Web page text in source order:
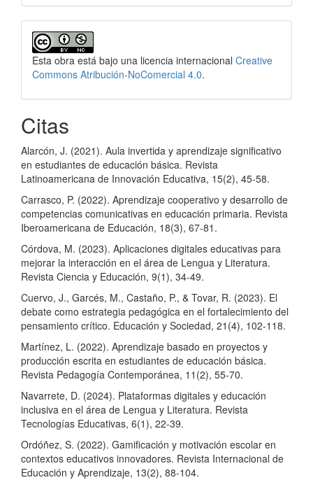
Esta obra está bajo una licencia internacional Creative
Commons Atribución-NoComercial 4.0.
Citas
Alarcón, J. (2021). Aula invertida y aprendizaje significativo
en estudiantes de educación básica. Revista
Latinoamericana de Innovación Educativa, 15(2), 45-58.
Carrasco, P. (2022). Aprendizaje cooperativo y desarrollo de
competencias comunicativas en educación primaria. Revista
Iberoamericana de Educación, 18(3), 67-81.
Córdova, M. (2023). Aplicaciones digitales educativas para
mejorar la interacción en el área de Lengua y Literatura.
Revista Ciencia y Educación, 9(1), 34-49.
Cuervo, J., Garcés, M., Castaño, P., & Tovar, R. (2023). El
debate como estrategia pedagógica en el fortalecimiento del
pensamiento crítico. Educación y Sociedad, 21(4), 102-118.
Martínez, L. (2022). Aprendizaje basado en proyectos y
producción escrita en estudiantes de educación básica.
Revista Pedagogía Contemporánea, 11(2), 55-70.
Navarrete, D. (2024). Plataformas digitales y educación
inclusiva en el área de Lengua y Literatura. Revista
Tecnologías Educativas, 6(1), 22-39.
Ordóñez, S. (2022). Gamificación y motivación escolar en
contextos educativos innovadores. Revista Internacional de
Educación y Aprendizaje, 13(2), 88-104.